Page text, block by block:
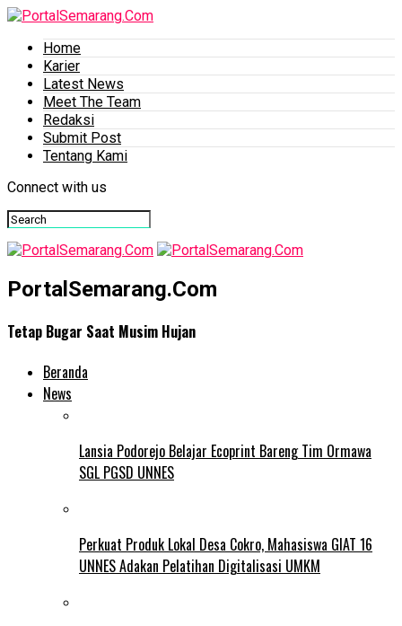
Home
Karier
Latest News
Meet The Team
Redaksi
Submit Post
Tentang Kami
Connect with us
PortalSemarang.Com
Tetap Bugar Saat Musim Hujan
Beranda
News
Lansia Podorejo Belajar Ecoprint Bareng Tim Ormawa
SGL PGSD UNNES
Perkuat Produk Lokal Desa Cokro, Mahasiswa GIAT 16
UNNES Adakan Pelatihan Digitalisasi UMKM